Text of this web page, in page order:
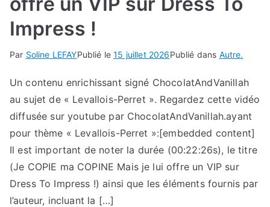
Impress !
Par Soline LEFAYPublié le15 juillet 2026Publié dans Autre.
Un contenu enrichissant signé ChocolatAndVanillah
au sujet de « Levallois-Perret ». Regardez cette vidéo
diffusée sur youtube par ChocolatAndVanillah.ayant
pour thème « Levallois-Perret »:[embedded content]
Il est important de noter la durée (00:22:26s), le titre
(Je COPIE ma COPINE Mais je lui offre un VIP sur
Dress To Impress !) ainsi que les éléments fournis par
l’auteur, incluant la […]